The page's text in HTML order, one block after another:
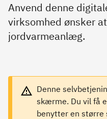
Anvend denne
virksomhed ønsker
jordvarmeanlæg.
Denne
skærme. Du vil få
benytter en større